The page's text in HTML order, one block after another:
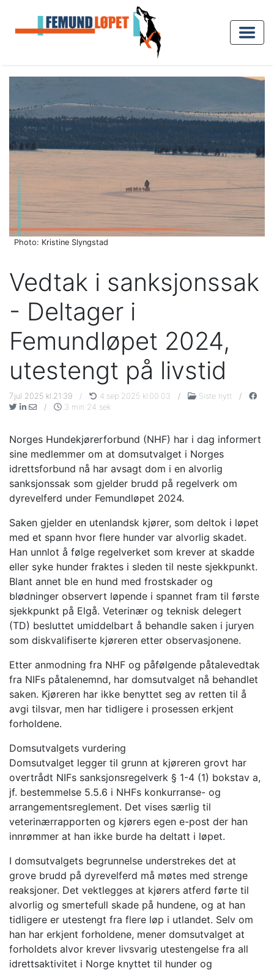
Photo: Kristine Slyngstad
Vedtak i sanksjonssak
- Deltager i
Femundløpet 2024,
utestengt på livstid
7.jul 2025 kl.21:39 / 4.sep 2025 kl.00:03 / Siste nytt
/
/
3 min 24 sek
Norges Hundekjørerforbund (NHF) har i dag informert
sine medlemmer om at domsutvalget i Norges
idrettsforbund nå har avsagt dom i en alvorlig
sanksjonssak som gjelder brudd på regelverk om
dyrevelferd under Femundløpet 2024.
Saken gjelder en utenlandsk kjører, som deltok i løpet
med et spann hvor flere hunder var alvorlig skadet.
Han unnlot å følge regelverket som krever at skadde
eller syke hunder fraktes i sleden til neste sjekkpunkt.
Blant annet ble en hund med frostskader og
blødninger observert løpende i spannet fram til første
sjekkpunkt på Elgå. Veterinær og teknisk delegert
(TD) besluttet umiddelbart å behandle saken i juryen
som diskvalifiserte kjøreren etter observasjonene.
Etter anmodning fra NHF og påfølgende påtalevedtak
fra NIFs påtalenemnd, har domsutvalget nå behandlet
saken. Kjøreren har ikke benyttet seg av retten til å
avgi tilsvar, men har tidligere i prosessen erkjent
forholdene.
Domsutvalgets vurdering
Domsutvalget legger til grunn at kjøreren grovt har
overtrådt NIFs sanksjonsregelverk § 1-4 (1) bokstav a,
jf. bestemmelse 5.5.6 i NHFs konkurranse- og
arrangementsreglement. Det vises særlig til
veterinærrapporten og kjørers egen e-post der han
innrømmer at han ikke burde ha deltatt i løpet.
I domsutvalgets begrunnelse understrekes det at
grove brudd på dyrevelferd må møtes med strenge
reaksjoner. Det vektlegges at kjørers atferd førte til
alvorlig og smertefull skade på hundene, og at han
tidligere er utestengt fra flere løp i utlandet. Selv om
han har erkjent forholdene, mener domsutvalget at
forholdets alvor krever livsvarig utestengelse fra all
idrettsaktivitet i Norge knyttet til hunder og